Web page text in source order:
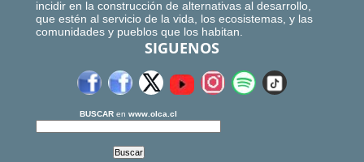
incidir en la construcción de alternativas al desarrollo,
que estén al servicio de la vida, los ecosistemas, y las
comunidades y pueblos que los habitan.
SIGUENOS
BUSCAR en www.olca.cl